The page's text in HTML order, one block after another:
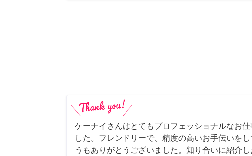
ケーナイさんはとてもプロフェッショナルなお仕
した。フレンドリーで、精度の高いお手伝いを
うもありがとうございました。知り合いに紹介